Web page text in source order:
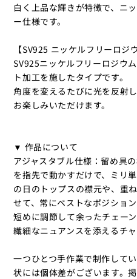
白く上品な輝きが特徴で、ニ
ー仕様です。
【SV925 ニッケルフリーロジ
SV925ニッケルフリーロジウ
ト加工を施したタイプです。
角度を変えるたびに光を反射
お楽しみいただけます。
▼ 作品について
アジャスタブル仕様：留め具
を指先で動かすだけで、ミリ
の日のトップスの襟元や、重
せて、常にベストなポジショ
短めに調節して余ったチェー
繊細なニュアンスを添えるチ
一つひとつ手作業で制作して
状には個体差がございます。